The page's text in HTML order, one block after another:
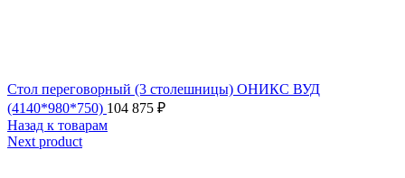
Стол переговорный (3 столешницы) ОНИКС ВУД
(4140*980*750) 104 875 ₽
Назад к товарам
Next product